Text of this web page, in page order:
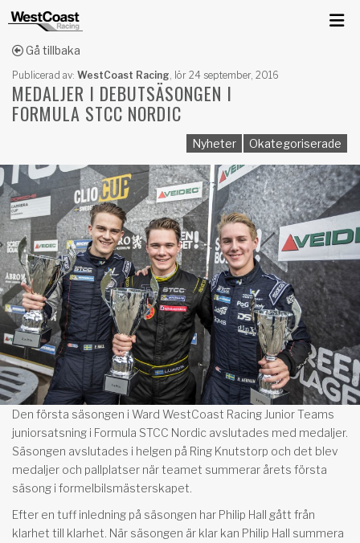
Gå tillbaka
Publicerad av: WestCoast Racing, lör 24 september, 2016
MEDALJER I DEBUTSÄSONGEN I
FORMULA STCC NORDIC
Nyheter Okategoriserade
Den första säsongen i Ward WestCoast Racing Junior Teams
juniorsatsning i Formula STCC Nordic avslutades med medaljer.
Säsongen avslutades i helgen på Ring Knutstorp och det blev
medaljer och pallplatser när teamet summerar årets första
säsong i formelbilsmästerskapet.
Efter en tuff inledning på säsongen har Philip Hall gått från
klarhet till klarhet. När säsongen är klar kan Philip Hall summera